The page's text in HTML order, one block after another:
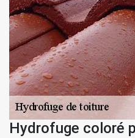
Hydrofuge coloré